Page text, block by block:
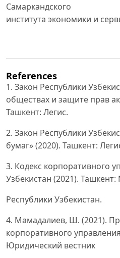
Самаркандского
института экономики и
References
1. Закон Республики
обществах и защите прав
Ташкент: Легис.
2. Закон Республики
бумаг» (2020). Ташкент:
3. Кодекс корпоративного
Узбекистан (2021).
Республики Узбекистан.
4. Мамадалиев, Ш. (2021).
корпоративного
Юридический вестник